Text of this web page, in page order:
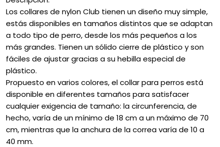
Los collares de nylon Club tienen un diseño muy simple,
estás disponibles en tamaños distintos que se adaptan
a todo tipo de perro, desde los más pequeños a los
más grandes. Tienen un sólido cierre de plástico y son
fáciles de ajustar gracias a su hebilla especial de
plástico.
Propuesto en varios colores, el collar para perros está
disponible en diferentes tamaños para satisfacer
cualquier exigencia de tamaño: la circunferencia, de
hecho, varía de un mínimo de 18 cm a un máximo de 70
cm, mientras que la anchura de la correa varía de 10 a
40 mm.